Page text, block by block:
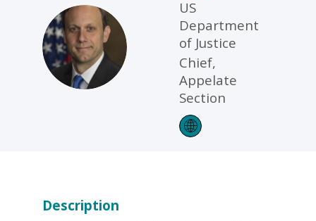
DEH
US
Department
of Justice
Chief,
Appelate
Section
Description